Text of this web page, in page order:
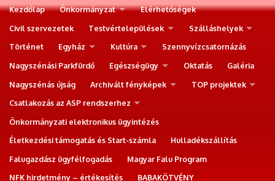
Kezdőlap Önkormányzat
Elérhetőségek
Civil szervezetek
Testvértelepülések
Szálláshelyek
Történet
Egyház Kultúra
Szennyvízcsatornázás
Nagyszénási Parkfürdő
Egészségügy Oktatás
Galéria
Nagyszénás újság
Archivált fényképek
TOP projektek
Csatlakozás az ASP rendszerhez
Önkormányzati elektronikus ügyintézés
Életkezdési támogatás és Start-számla
Hulladékszállítás
Falugazdász ügyfélfogadás
Magyar Falu Program
NFK hirdetmény – értékesítés
BABAKÖTVÉNY